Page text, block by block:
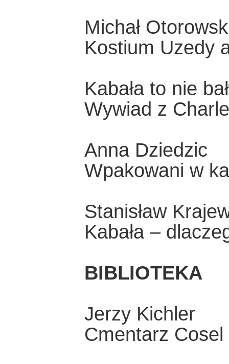
Michał
Kostium Uzedy
Kabała to nie
Wywiad z
Anna Dziedzic
Wpakowani w
Stanisław
Kabała –
BIBLIOTEKA
Jerzy Kichler
Cmentarz Cosel